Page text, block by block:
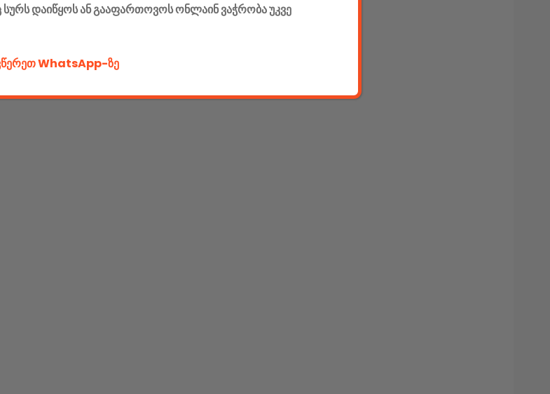
სურს დაიწყოს ან გააფართოვოს ონლაინ ვაჭრობა უკვე
WhatsApp-ზე